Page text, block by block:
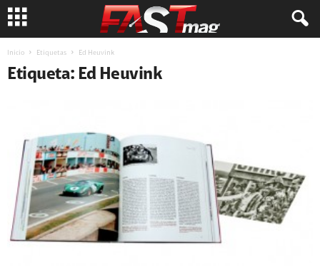
Inicio Etiquetas Ed Heuvink
Etiqueta: Ed Heuvink